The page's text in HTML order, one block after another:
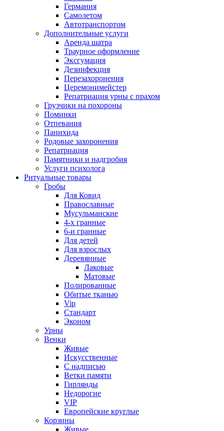
Германия
Самолетом
Автотранспортом
Дополнительные услуги
Аренда шатра
Траурное оформление
Эксгумация
Дезинфекция
Перезахоронения
Церемонимейстер
Репатриация урны с прахом
Грузчики на похороны
Поминки
Отпевания
Панихида
Родовые захоронения
Репатриация
Памятники и надгробия
Услуги психолога
Ритуальные товары
Гробы
Для Ковид
Православные
Мусульманские
4-х гранные
6-и гранные
Для детей
Для взрослых
Деревянные
Лаковые
Матовые
Полированные
Обитые тканью
Vip
Стандарт
Эконом
Урны
Венки
Живые
Искусственные
С надписью
Ветки памяти
Гирлянды
Недорогие
VIP
Европейские круглые
Корзины
Живые